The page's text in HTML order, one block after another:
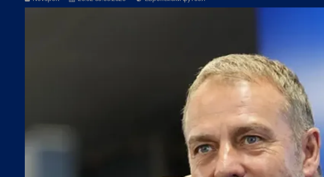
БГ Футбол:Контузиите променят трансферните планове на Левски